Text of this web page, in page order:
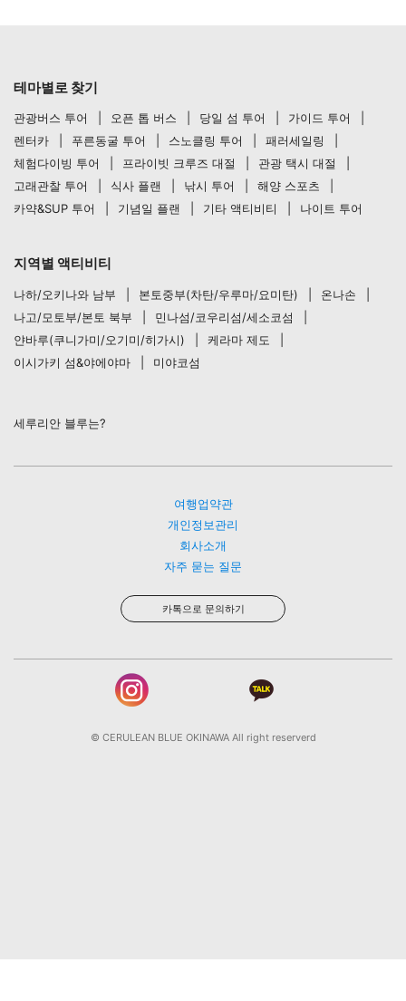
테마별로 찾기
관광버스 투어 오픈 톱 버스 당일 섬 투어
가이드 투어
렌터카
푸른동굴 투어 스노클링 투어
패러세일링
체험다이빙 투어
프라이빗 크루즈 대절
관광 택시 대절
고래관찰 투어
식사 플랜 낚시 투어
해양 스포츠
카약&SUP 투어
기념일 플랜 기타 액티비티 나이트 투어
지역별 액티비티
나하/오키나와 남부 본토중부(차탄/우루마/요미탄)
온나손
나고/모토부/본토 북부
민나섬/코우리섬/세소코섬
얀바루(쿠니가미/오기미/히가시)
케라마 제도
이시가키 섬&야에야마
미야코섬
세루리안 블루는?
여행업약관
개인정보관리
회사소개
자주 묻는 질문
카톡으로 문의하기
© CERULEAN BLUE OKINAWA All right reserverd